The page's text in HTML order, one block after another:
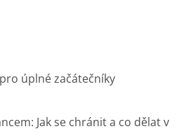
úplné začátečníky
Jak se chránit a co dělat v